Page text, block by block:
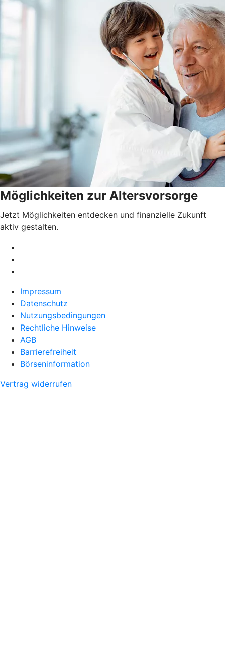
Möglichkeiten zur Altersvorsorge
Jetzt Möglichkeiten entdecken und finanzielle Zukunft
aktiv gestalten.
Impressum
Datenschutz
Nutzungsbedingungen
Rechtliche Hinweise
AGB
Barrierefreiheit
Börseninformation
Vertrag widerrufen